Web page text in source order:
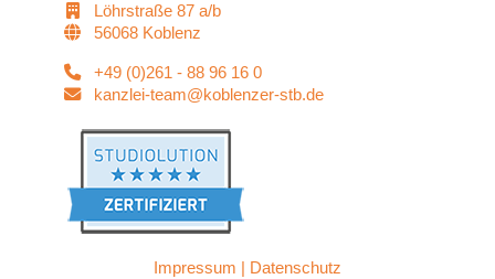
Löhrstraße 87 a/b
56068 Koblenz
+49 (0)261 - 88 96 16 0
kanzlei-team@koblenzer-stb.de
Impressum | Datenschutz